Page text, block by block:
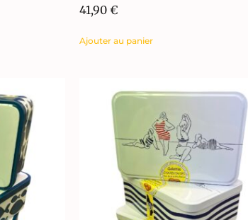
41,90 €
Ajouter au panier